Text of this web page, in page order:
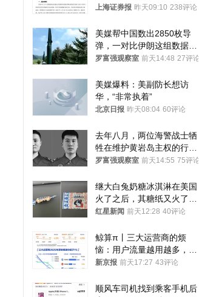
上海证券报 昨天09:10 238评论
美媒帮中国数出2850枚导
弹，一对比伊朗这组数据，
发现出大事了
罗富强观察室 前天14:48 27评论
美媒爆料：美副防长想访
华，“非常执着”
北京日报 昨天08:04 60评论
去年八月，两位海警战士牺
牲在维护黄岩岛主权的行动
中
罗富强观察室 前天14:55 75评论
继大白兔奶糖冰淇淋在美国
火了之后，其糖纸又火了！
海外博主盛赞：平面设计经
红星新闻 前天12:28 40评论
鲸算π丨三大运营商的烦
恼：用户流量越用越多，收
入却越来越少
新京报 前天17:27 43评论
顺风车司机找到乘客手机后